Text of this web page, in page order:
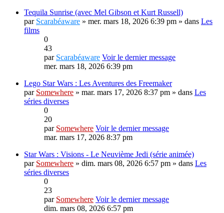
Tequila Sunrise (avec Mel Gibson et Kurt Russell)
par Scarabéaware » mer. mars 18, 2026 6:39 pm » dans Les
films
0
43
par Scarabéaware Voir le dernier message
mer. mars 18, 2026 6:39 pm
Lego Star Wars : Les Aventures des Freemaker
par Somewhere » mar. mars 17, 2026 8:37 pm » dans Les
séries diverses
0
20
par Somewhere Voir le dernier message
mar. mars 17, 2026 8:37 pm
Star Wars : Visions - Le Neuvième Jedi (série animée)
par Somewhere » dim. mars 08, 2026 6:57 pm » dans Les
séries diverses
0
23
par Somewhere Voir le dernier message
dim. mars 08, 2026 6:57 pm